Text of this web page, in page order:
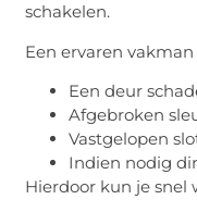
schakelen.
Een ervaren
Een deur
Afgebroken
Vastgelopen
Indien nodig
Hierdoor kun je snel